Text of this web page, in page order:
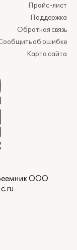
Прайс-лист
Поддержка
Обратная связь
об ошибке
Карта сайта
ООО